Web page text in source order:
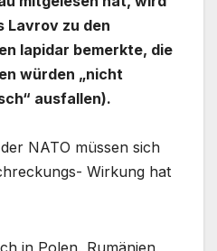
Lavrov zu den
lapidar bemerkte, die
würden „nicht
ausfallen).
NATO müssen sich
Wirkung hat